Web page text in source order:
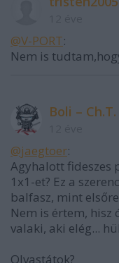
@V-PORT:
Nem is
Boli –
@jaegtoer:
Agyhalott fideszes
1x1-et? Ez a
balfasz, mint
Nem is értem,
valaki, aki elég...
Olvastátok?